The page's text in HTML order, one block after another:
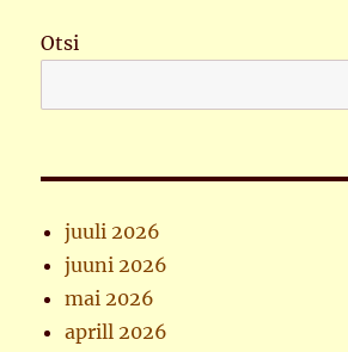
Otsi
juuli 2026
juuni 2026
mai 2026
aprill 2026